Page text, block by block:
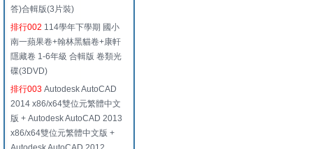
答)合輯版(3片裝)
排行002 114學年下學期 國小
南一蘋果卷+翰林黑貓卷+康軒
隱藏卷 1-6年級 合輯版 卷類光
碟(3DVD)
排行003 Autodesk AutoCAD
2014 x86/x64雙位元繁體中文
版 + Autodesk AutoCAD 2013
x86/x64雙位元繁體中文版 +